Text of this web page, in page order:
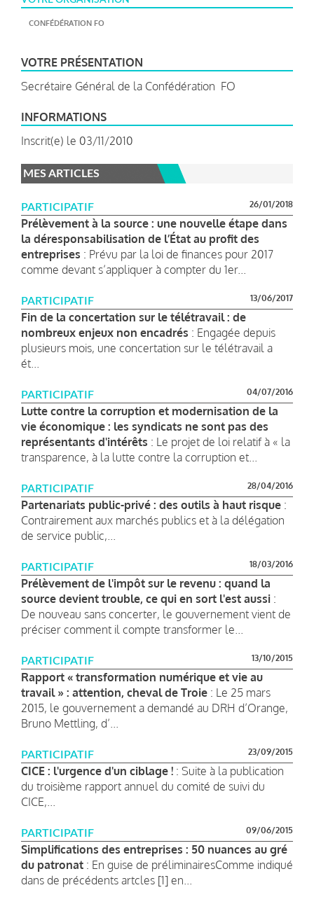
CONFÉDÉRATION FO
VOTRE PRÉSENTATION
Secrétaire Général de la Confédération FO
INFORMATIONS
Inscrit(e) le 03/11/2010
MES ARTICLES
PARTICIPATIF 26/01/2018
Prélèvement à la source : une nouvelle étape dans
la déresponsabilisation de l’État au profit des
entreprises : Prévu par la loi de finances pour 2017
comme devant s’appliquer à compter du 1er...
PARTICIPATIF 13/06/2017
Fin de la concertation sur le télétravail : de
nombreux enjeux non encadrés : Engagée depuis
plusieurs mois, une concertation sur le télétravail a
ét...
PARTICIPATIF 04/07/2016
Lutte contre la corruption et modernisation de la
vie économique : les syndicats ne sont pas des
représentants d'intérêts : Le projet de loi relatif à « la
transparence, à la lutte contre la corruption et...
PARTICIPATIF 28/04/2016
Partenariats public-privé : des outils à haut risque :
Contrairement aux marchés publics et à la délégation
de service public,...
PARTICIPATIF 18/03/2016
Prélèvement de l'impôt sur le revenu : quand la
source devient trouble, ce qui en sort l'est aussi :
De nouveau sans concerter, le gouvernement vient de
préciser comment il compte transformer le...
PARTICIPATIF 13/10/2015
Rapport « transformation numérique et vie au
travail » : attention, cheval de Troie : Le 25 mars
2015, le gouvernement a demandé au DRH d’Orange,
Bruno Mettling, d’...
PARTICIPATIF 23/09/2015
CICE : l'urgence d'un ciblage ! : Suite à la publication
du troisième rapport annuel du comité de suivi du
CICE,...
PARTICIPATIF 09/06/2015
Simplifications des entreprises : 50 nuances au gré
du patronat : En guise de préliminairesComme indiqué
dans de précédents artcles [1] en...